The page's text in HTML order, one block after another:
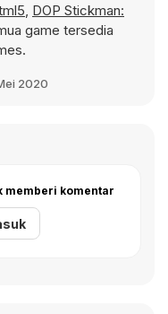
, DOP Stickman:
game tersedia
2020
memberi komentar